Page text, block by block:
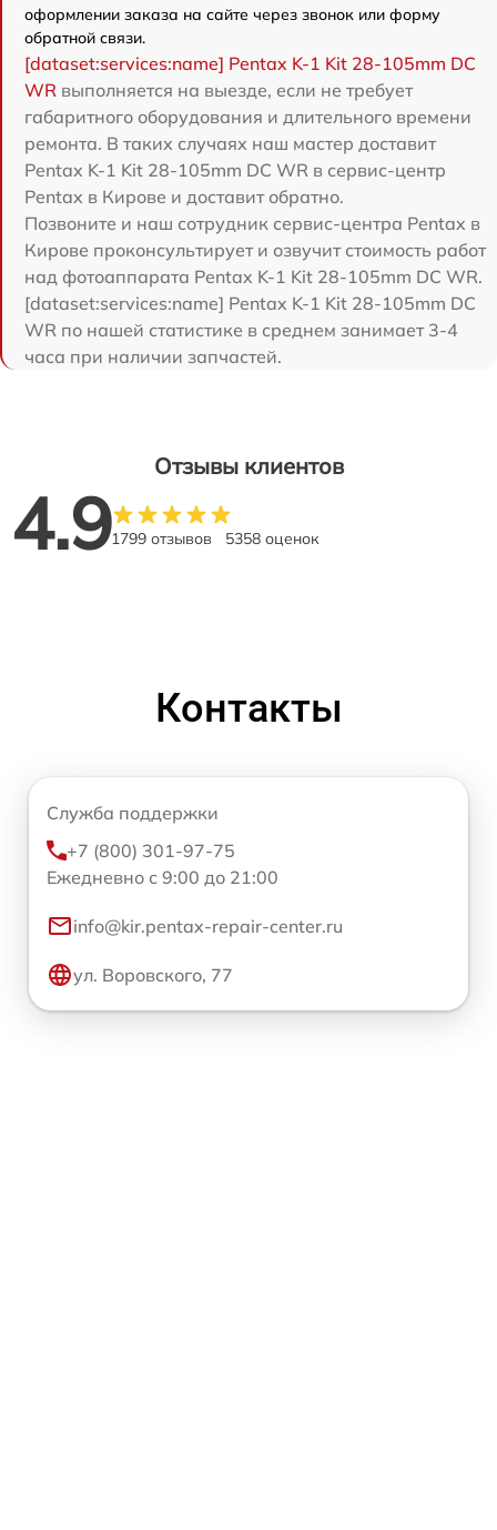
оформлении заказа на сайте через звонок или форму
обратной связи.
[dataset:services:name] Pentax K-1 Kit 28-105mm DC
WR выполняется на выезде, если не требует
габаритного оборудования и длительного времени
ремонта. В таких случаях наш мастер доставит
Pentax K-1 Kit 28-105mm DC WR в сервис-центр
Pentax в Кирове и доставит обратно.
Позвоните и наш сотрудник сервис-центра Pentax в
Кирове проконсультирует и озвучит стоимость работ
над фотоаппарата Pentax K-1 Kit 28-105mm DC WR.
[dataset:services:name] Pentax K-1 Kit 28-105mm DC
WR по нашей статистике в среднем занимает 3-4
часа при наличии запчастей.
Отзывы клиентов
4.91799 отзывов 5358 оценок
Контакты
Служба поддержки
+7 (800) 301-97-75
Ежедневно с 9:00 до 21:00
info@kir.pentax-repair-center.ru
ул. Воровского, 77